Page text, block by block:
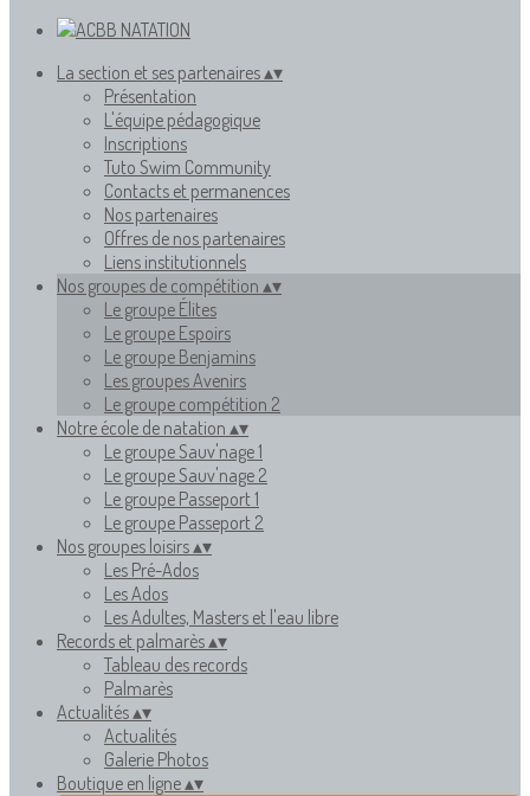
La section et ses partenaires▴▾
Présentation
L'équipe pédagogique
Inscriptions
Tuto Swim Community
Contacts et permanences
Nos partenaires
Offres de nos partenaires
Liens institutionnels
Nos groupes de compétition ▴▾
Le groupe Élites
Le groupe Espoirs
Le groupe Benjamins
Les groupes Avenirs
Le groupe compétition 2
Notre école de natation ▴▾
Le groupe Sauv'nage 1
Le groupe Sauv'nage 2
Le groupe Passeport 1
Le groupe Passeport 2
Nos groupes loisirs▴▾
Les Pré-Ados
Les Ados
Les Adultes, Masters et l'eau libre
Records et palmarès▴▾
Tableau des records
Palmarès
Actualités▴▾
Actualités
Galerie Photos
Boutique en ligne▴▾